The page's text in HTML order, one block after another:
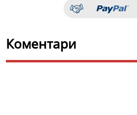
Коментари